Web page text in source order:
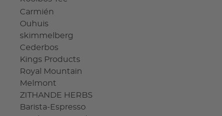
Carmién
Ouhuis
skimmelberg
Cederbos
Kings Products
Royal Mountain
Melmont
ZITHANDE HERBS
Barista-Espresso